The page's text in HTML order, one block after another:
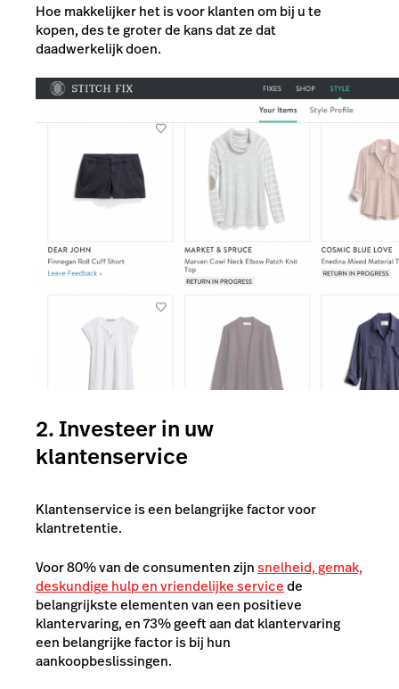
Hoe makkelijker het is voor klanten om bij u te
kopen, des te groter de kans dat ze dat
daadwerkelijk doen.
2. Investeer in uw
klantenservice
Klantenservice is een belangrijke factor voor
klantretentie.
Voor 80% van de consumenten zijnsnelheid, gemak,
deskundige hulp en vriendelijke servicede
belangrijkste elementen van een positieve
klantervaring, en 73% geeft aan dat klantervaring
een belangrijke factor is bij hun
aankoopbeslissingen.